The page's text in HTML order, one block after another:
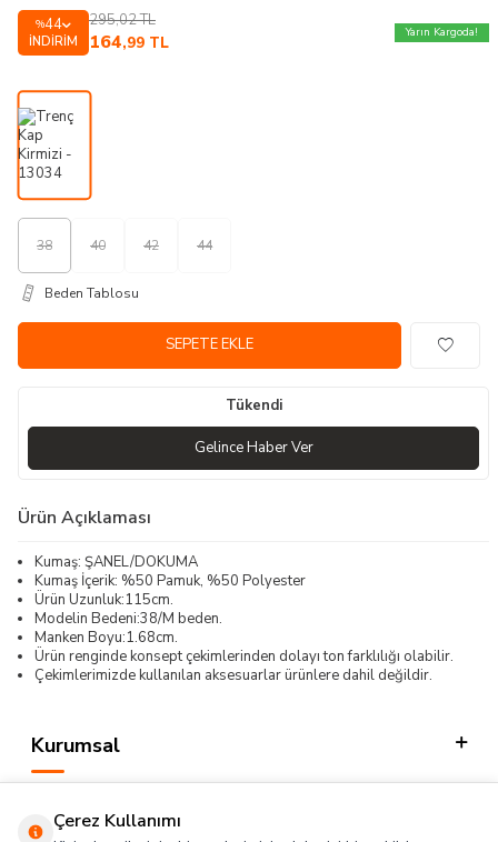
%44
İNDIRIM
295,02TL
164,99 TL
Yarın Kargoda!
38 40 42 44
Beden Tablosu
SEPETE EKLE
Tükendi
Gelince Haber Ver
Ürün Açıklaması
Kumaş: ŞANEL/DOKUMA
Kumaş İçerik: %50 Pamuk, %50 Polyester
Ürün Uzunluk:115cm.
Modelin Bedeni:38/M beden.
Manken Boyu:1.68cm.
Ürün renginde konsept çekimlerinden dolayı ton farklılığı olabilir.
Çekimlerimizde kullanılan aksesuarlar ürünlere dahil değildir.
Kurumsal
Çerez Kullanımı